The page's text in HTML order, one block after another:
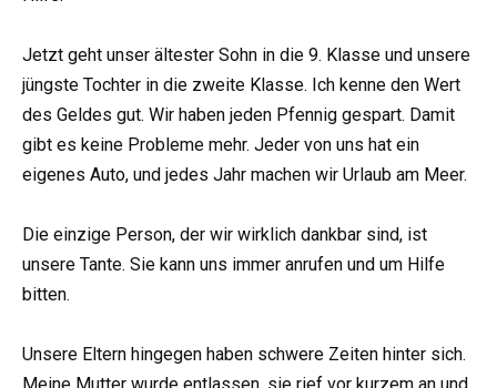
Jetzt geht unser ältester Sohn in die 9. Klasse und unsere
jüngste Tochter in die zweite Klasse. Ich kenne den Wert
des Geldes gut. Wir haben jeden Pfennig gespart. Damit
gibt es keine Probleme mehr. Jeder von uns hat ein
eigenes Auto, und jedes Jahr machen wir Urlaub am Meer.
Die einzige Person, der wir wirklich dankbar sind, ist
unsere Tante. Sie kann uns immer anrufen und um Hilfe
bitten.
Unsere Eltern hingegen haben schwere Zeiten hinter sich.